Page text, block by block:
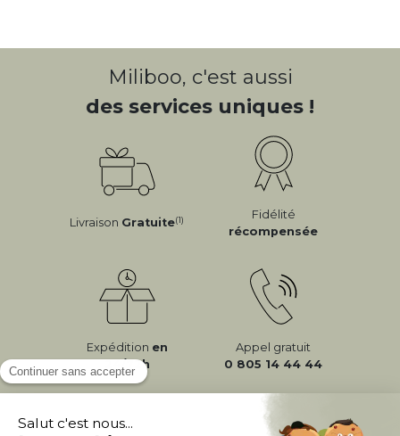
Miliboo, c'est aussi
des services uniques !
Livraison Gratuite(1)
Fidélité
récompensée
Expédition en
24/72h
Appel gratuit
0 805 14 44 44